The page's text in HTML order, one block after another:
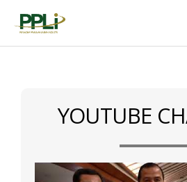
YOUTUBE